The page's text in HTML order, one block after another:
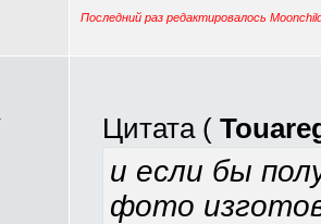
Последний раз редактировалось
Цитата (
и если бы
фото